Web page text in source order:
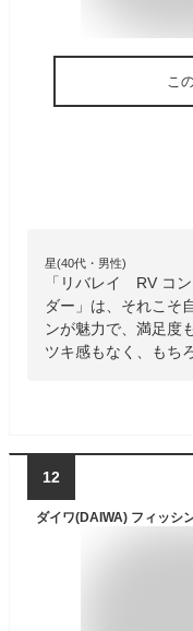
こ
星(40代・男性)
「リバレイ RV コ
ダー」は、それこそ
ンが魅力で、満足度
ツキ感もなく、もち
12